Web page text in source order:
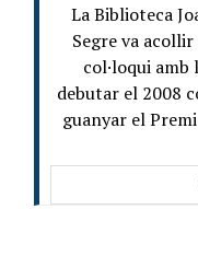
La Biblioteca
Segre va
col·loqui amb
debutar el 2008
guanyar el